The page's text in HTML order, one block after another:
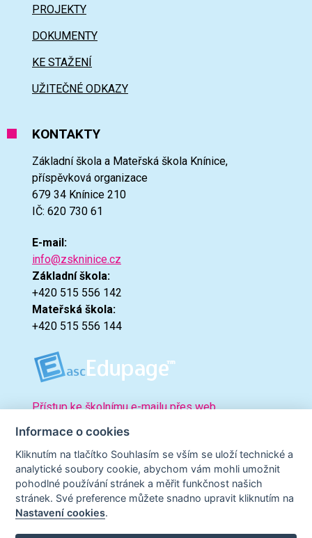
Informace o cookies
Kliknutím na tlačítko Souhlasím se vším se uloží technické a
analytické soubory cookie, abychom vám mohli umožnit
pohodlné používání stránek a měřit funkčnost našich
stránek. Své preference můžete snadno upravit kliknutím na
Nastavení cookies.
PROJEKTY
DOKUMENTY
KE STAŽENÍ
UŽITEČNÉ ODKAZY
KONTAKTY
Základní škola a Mateřská škola Knínice,
příspěvková organizace
679 34 Knínice 210
IČ: 620 730 61
E-mail:
info@zskninice.cz
Základní škola:
+420 515 556 142
Mateřská škola:
+420 515 556 144
Přístup ke školnímu e-mailu přes web.